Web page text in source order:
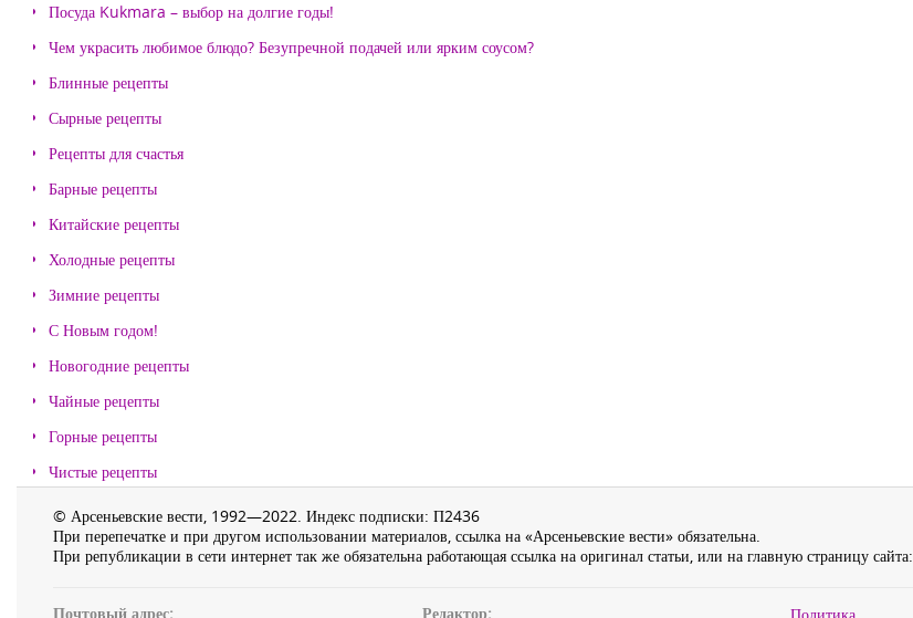
Посуда Kukmara – выбор на долгие годы!
Чем украсить любимое блюдо? Безупречной подачей или ярким соусом?
Блинные рецепты
Сырные рецепты
Рецепты для счастья
Барные рецепты
Китайские рецепты
Холодные рецепты
Зимние рецепты
С Новым годом!
Новогодние рецепты
Чайные рецепты
Горные рецепты
Чистые рецепты
© Арсеньевские вести, 1992—2022. Индекс подписки: П2436
При перепечатке и при другом использовании материалов, ссылка на «Арсеньевские вести» обязательна.
При републикации в сети интернет так же обязательна работающая ссылка на оригинал статьи, или на главную страницу сайта:
Почтовый адрес: Редактор: